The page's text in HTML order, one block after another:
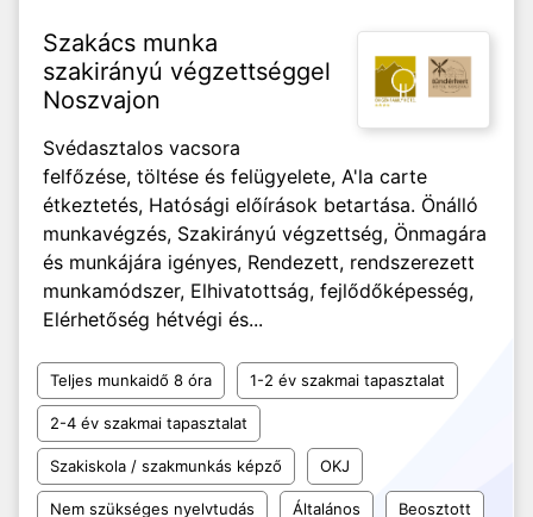
Szakács munka
szakirányú végzettséggel
Noszvajon
Svédasztalos vacsora
felfőzése, töltése és felügyelete, A'la carte
étkeztetés, Hatósági előírások betartása. Önálló
munkavégzés, Szakirányú végzettség, Önmagára
és munkájára igényes, Rendezett, rendszerezett
munkamódszer, Elhivatottság, fejlődőképesség,
Elérhetőség hétvégi és...
Teljes munkaidő 8 óra 1-2 év szakmai tapasztalat
2-4 év szakmai tapasztalat
Szakiskola / szakmunkás képző OKJ
Nem szükséges nyelvtudás Általános Beosztott